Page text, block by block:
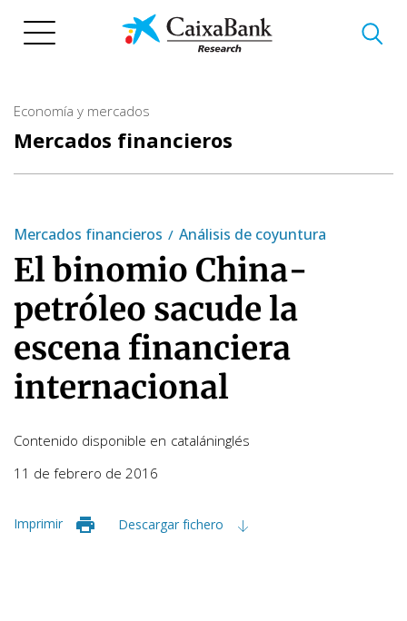
Economía y mercados
Mercados financieros
Mercados financieros Análisis de coyuntura
El binomio China-
petróleo sacude la
escena financiera
internacional
Contenido disponible en cataláninglés
11 de febrero de 2016
Imprimir Descargar fichero